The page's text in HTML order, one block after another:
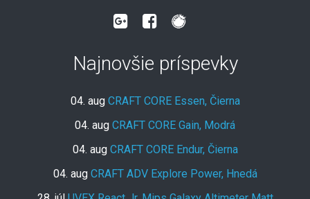
Najnovšie príspevky
04. aug CRAFT CORE Essen, Čierna
04. aug CRAFT CORE Gain, Modrá
04. aug CRAFT CORE Endur, Čierna
04. aug CRAFT ADV Explore Power, Hnedá